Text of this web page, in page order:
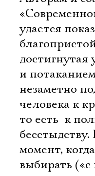
удается
достигнутая
и
незаметно
человека к
то есть  к
момент,
выбирать